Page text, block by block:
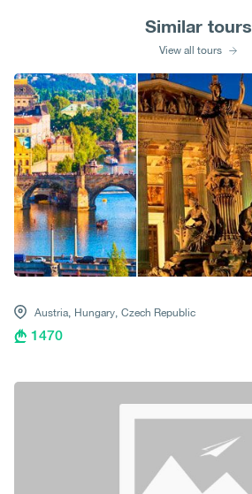
Similar tours
View all tours
Austria, Hungary, Czech Republic
1470